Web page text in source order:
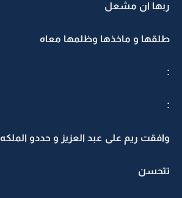
ربها ان مشعل
طلقها و ماخذها وظلمها معاه
:
:
وافقت ريم على عبد العزيز و حددو
تتحسن